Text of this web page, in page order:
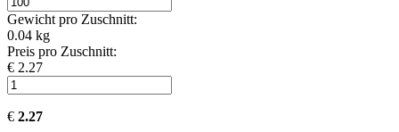
Gewicht pro Zuschnitt:
0.04 kg
Preis pro Zuschnitt:
€ 2.27
€ 2.27